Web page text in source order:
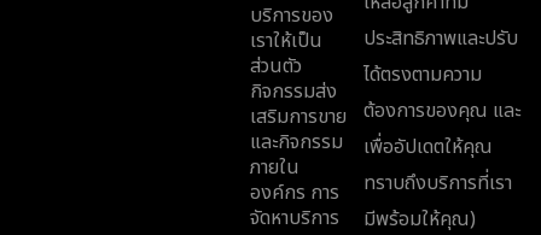
บริการของ
เราให้เป็น
ส่วนตัว
กิจกรรมส่ง
เสริมการขาย
และกิจกรรม
ภายใน
องค์กร การ
จัดหาบริการ
ประสิทธิภาพและปรับ
ได้ตรงตามความ
ต้องการของคุณ และ
เพื่ออัปเดตให้คุณ
ทราบถึงบริการที่เรา
มีพร้อมให้คุณ)